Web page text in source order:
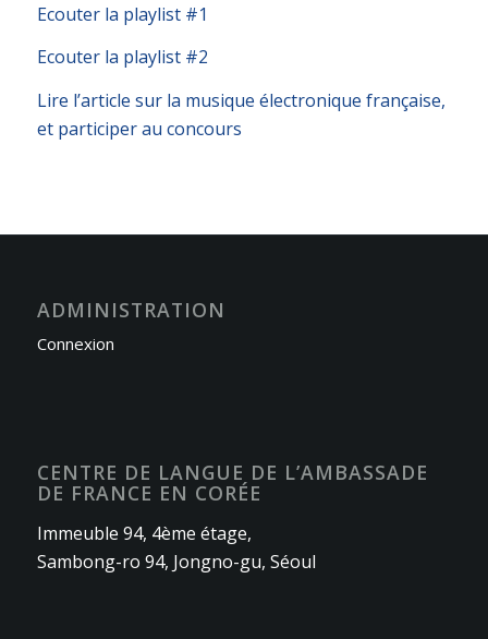
Ecouter la playlist #1
Ecouter la playlist #2
Lire l’article sur la musique électronique française,
et participer au concours
ADMINISTRATION
Connexion
CENTRE DE LANGUE DE L’AMBASSADE
DE FRANCE EN CORÉE
Immeuble 94, 4ème étage,
Sambong-ro 94, Jongno-gu, Séoul